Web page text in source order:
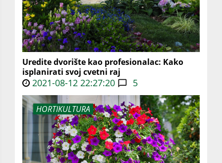
Uredite dvorište kao profesionalac: Kako
isplanirati svoj cvetni raj
2021-08-12 22:27:20 5
HORTIKULTURA